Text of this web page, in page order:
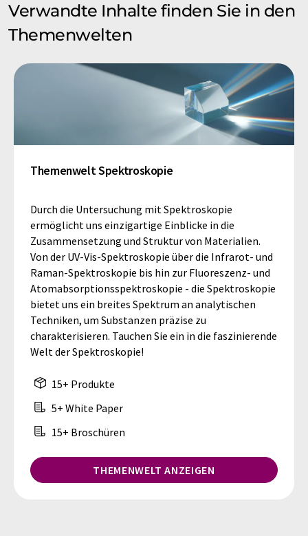
Verwandte Inhalte finden Sie in den
Themenwelten
Themenwelt Spektroskopie
Durch die Untersuchung mit Spektroskopie
ermöglicht uns einzigartige Einblicke in die
Zusammensetzung und Struktur von Materialien.
Von der UV-Vis-Spektroskopie über die Infrarot- und
Raman-Spektroskopie bis hin zur Fluoreszenz- und
Atomabsorptionsspektroskopie - die Spektroskopie
bietet uns ein breites Spektrum an analytischen
Techniken, um Substanzen präzise zu
charakterisieren. Tauchen Sie ein in die faszinierende
Welt der Spektroskopie!
15+ Produkte
5+ White Paper
15+ Broschüren
THEMENWELT ANZEIGEN